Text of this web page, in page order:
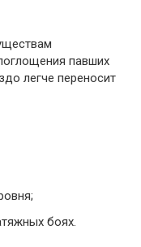
павших
легче переносит
боях.